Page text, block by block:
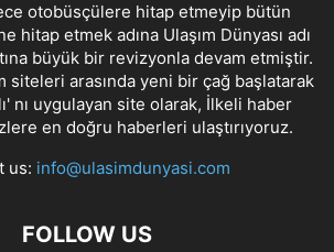
otobüsçülere hitap etmeyip bütün
hitap etmek adına Ulaşım Dünyası adı
büyük bir revizyonla devam etmiştir.
siteleri arasında yeni bir çağ başlatarak
nı uygulayan site olarak, İlkeli haber
en doğru haberleri ulaştırıyoruz.
us: info@ulasimdunyasi.com
FOLLOW US